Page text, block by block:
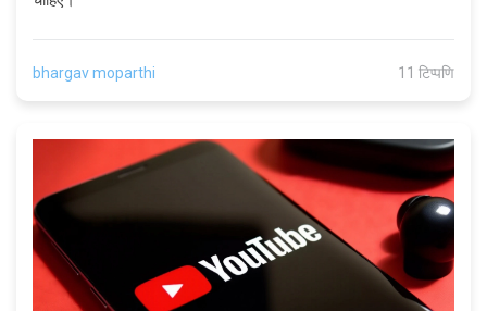
bhargav moparthi 11 टिप्पणि